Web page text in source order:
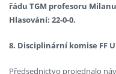
řádu TGM profesoru
Hlasování: 22-0-0.
8. Disciplinární komise FF
Předsednictvo projednalo